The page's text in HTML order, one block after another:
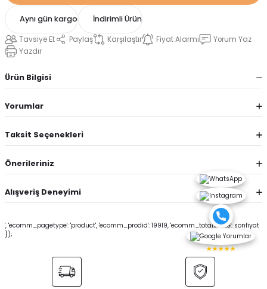
Aynı gün kargo İndirimli Ürün
Tavsiye Et Paylaş Karşılaştır Fiyat Alarmı
Yorum Yaz
Yazdır
Ürün Bilgisi
Yorumlar
Taksit Seçenekleri
Önerileriniz
Alışveriş Deneyimi
', 'ecomm_pagetype': 'product', 'ecomm_prodid': 19919, 'ecomm_totalvalue': sonfiyat
});
★★★★★